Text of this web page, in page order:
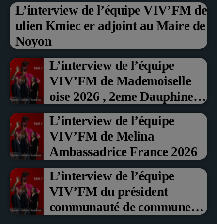
L’interview de l’équipe VIV’FM de
ulien Kmiec er adjoint au Maire de
Noyon
L’interview de l’équipe
VIV’FM de Mademoiselle
oise 2026 , 2eme Dauphine et
Prix du Public , Marche aux
fruits rouge Noyon 2026
L’interview de l’équipe
VIV’FM de Melina
Ambassadrice France 2026
L’interview de l’équipe
VIV’FM du président
communauté de communes